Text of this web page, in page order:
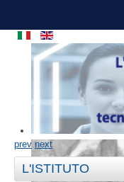
prev next
L'ISTITUTO